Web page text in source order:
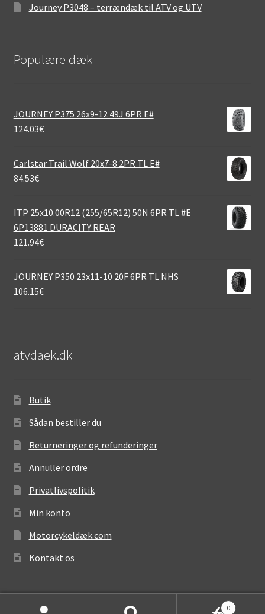
Journey P3048 – terrændæk til ATV og UTV
Populære dæk
JOURNEY P375 26x9-12 49J 6PR E#
124.03€
Carlstar Trail Wolf 20x7-8 2PR TL E#
84.53€
ITP 25x10.00R12 (255/65R12) 50N 6PR TL #E
6P13881 DURACITY REAR
121.94€
JOURNEY P350 23x11-10 20F 6PR TL NHS
106.15€
atvdaek.dk
Butik
Sådan bestiller du
Returneringer og refunderinger
Annuller ordre
Privatlivspolitik
Min konto
Motorcykeldæk.com
Kontakt os
0